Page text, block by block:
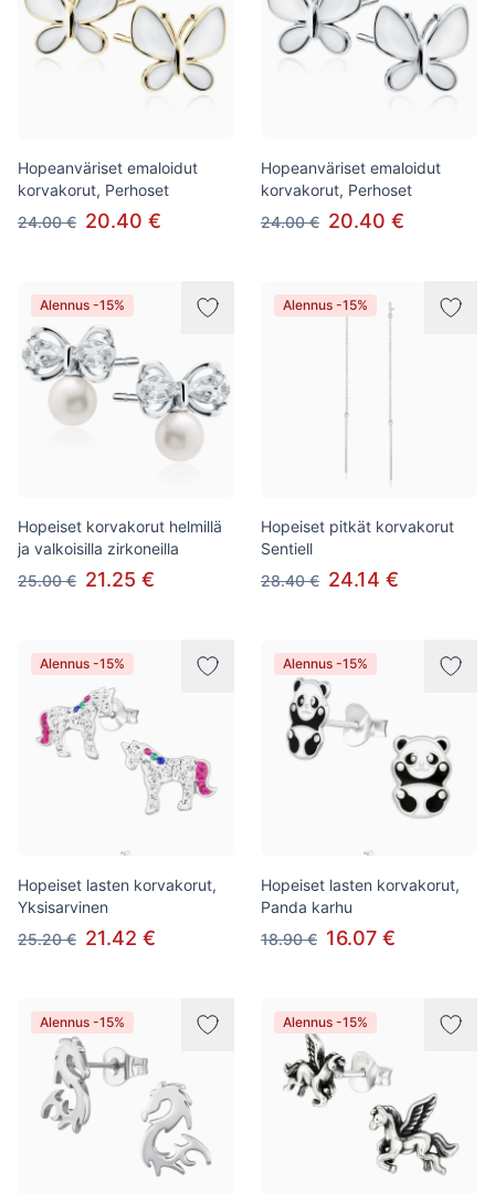
Hopeanväriset emaloidut
korvakorut, Perhoset
24.00 € 20.40 €
Hopeanväriset emaloidut
korvakorut, Perhoset
24.00 € 20.40 €
Alennus -15%
Hopeiset korvakorut helmillä
ja valkoisilla zirkoneilla
25.00 € 21.25 €
Alennus -15%
Hopeiset pitkät korvakorut
Sentiell
28.40 € 24.14 €
Alennus -15%
Hopeiset lasten korvakorut,
Yksisarvinen
25.20 € 21.42 €
Alennus -15%
Hopeiset lasten korvakorut,
Panda karhu
18.90 € 16.07 €
Alennus -15% Alennus -15%